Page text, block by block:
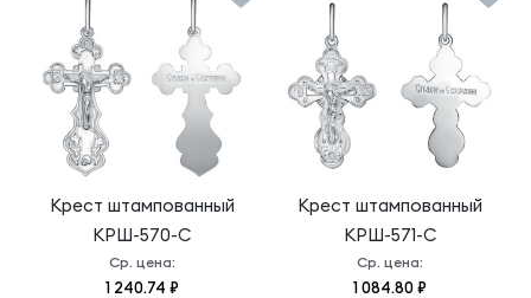
Крест штампованный
КРШ-570-С
Ср. цена:
1 240.74 ₽
Крест штампованный
КРШ-571-С
Ср. цена:
1 084.80 ₽